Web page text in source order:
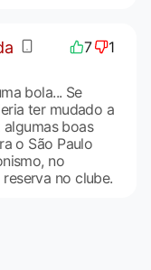
7 1
bola... Se
ter mudado a
boas
o São Paulo
no
no clube.